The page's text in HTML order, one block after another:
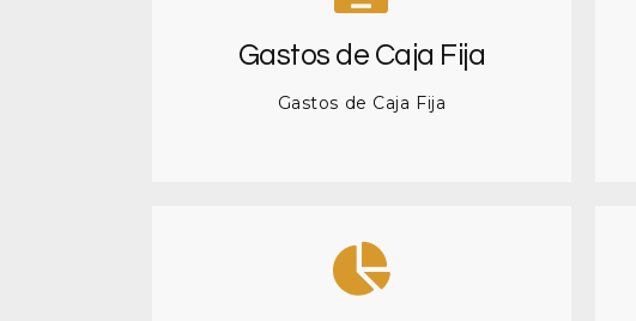
Gastos de Caja Fija
Gastos de Caja Fija